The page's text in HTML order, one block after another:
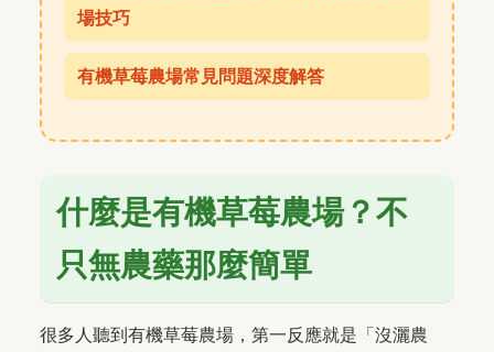
場技巧
有機草莓農場常見問題深度解答
什麼是有機草莓農場？不
只無農藥那麼簡單
很多人聽到有機草莓農場，第一反應就是「沒灑農